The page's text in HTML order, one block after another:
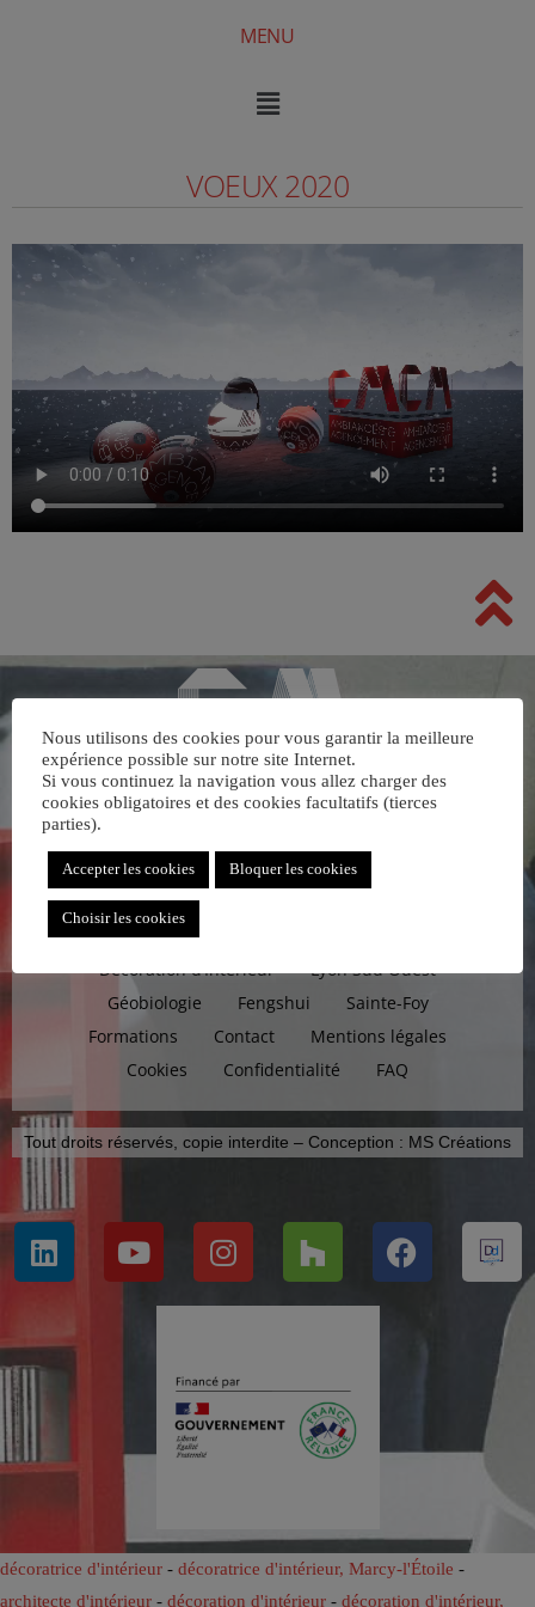
MENU
VOEUX 2020
Accueil
Décoration d’Intérieur
Lyon Sud Ouest
Géobiologie
Fengshui
Sainte-Foy
Formations
Contact
Mentions légales
Cookies
Confidentialité FAQ
Tout droits réservés, copie interdite – Conception : MS Créations
Nous utilisons des cookies pour vous garantir la meilleure
expérience possible sur notre site Internet.
Si vous continuez la navigation vous allez charger des
cookies obligatoires et des cookies facultatifs (tierces
parties).
Accepter les cookies Bloquer les cookies
Choisir les cookies
décoratrice d'intérieur - décoratrice d'intérieur, Marcy-l'Étoile -
architecte d'intérieur - décoration d'intérieur - décoration d'intérieur,